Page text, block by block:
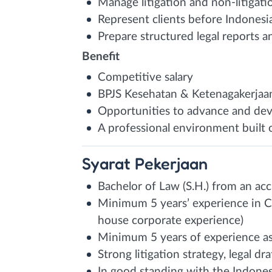
Manage litigation and non-
Represent clients before
Prepare structured legal reports
Benefit
Competitive salary
BPJS Kesehatan &
Opportunities to advance and
A professional environment built
Syarat Pekerjaan
Bachelor of Law (S.H.) from an
Minimum 5 years’ experience in
house corporate experience)
Minimum 5 years of experience
Strong litigation strategy, legal